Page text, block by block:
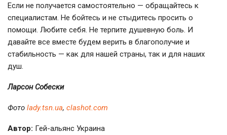
Если не получается самостоятельно — обращайтесь к
специалистам. Не бойтесь и не стыдитесь просить о
помощи. Любите себя. Не терпите душевную боль. И
давайте все вместе будем верить в благополучие и
стабильность — как для нашей страны, так и для наших
душ.
Ларсон Собески
Фото lady.tsn.ua, clashot.com
Автор: Гей-альянс Украина